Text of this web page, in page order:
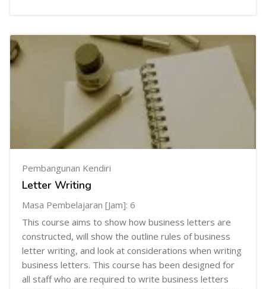
Pembangunan Kendiri
Letter Writing
Masa Pembelajaran [Jam]: 6
This course aims to show how business letters are
constructed, will show the outline rules of business
letter writing, and look at considerations when writing
business letters. This course has been designed for
all staff who are required to write business letters